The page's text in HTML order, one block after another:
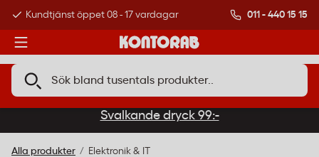
Kundtjänst öppet 08 - 17 vardagar Över 500 000
011 - 440 15 15
Svalkande dryck 99:-
Alla produkter Elektronik & IT